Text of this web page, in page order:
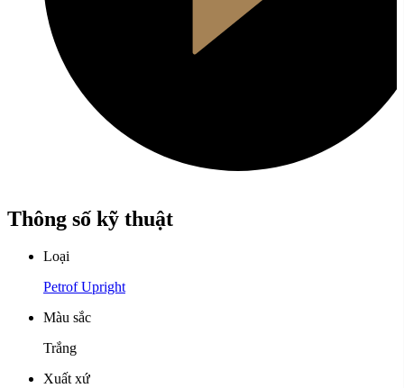
Thông số kỹ thuật
Loại
Petrof Upright
Màu sắc
Trắng
Xuất xứ